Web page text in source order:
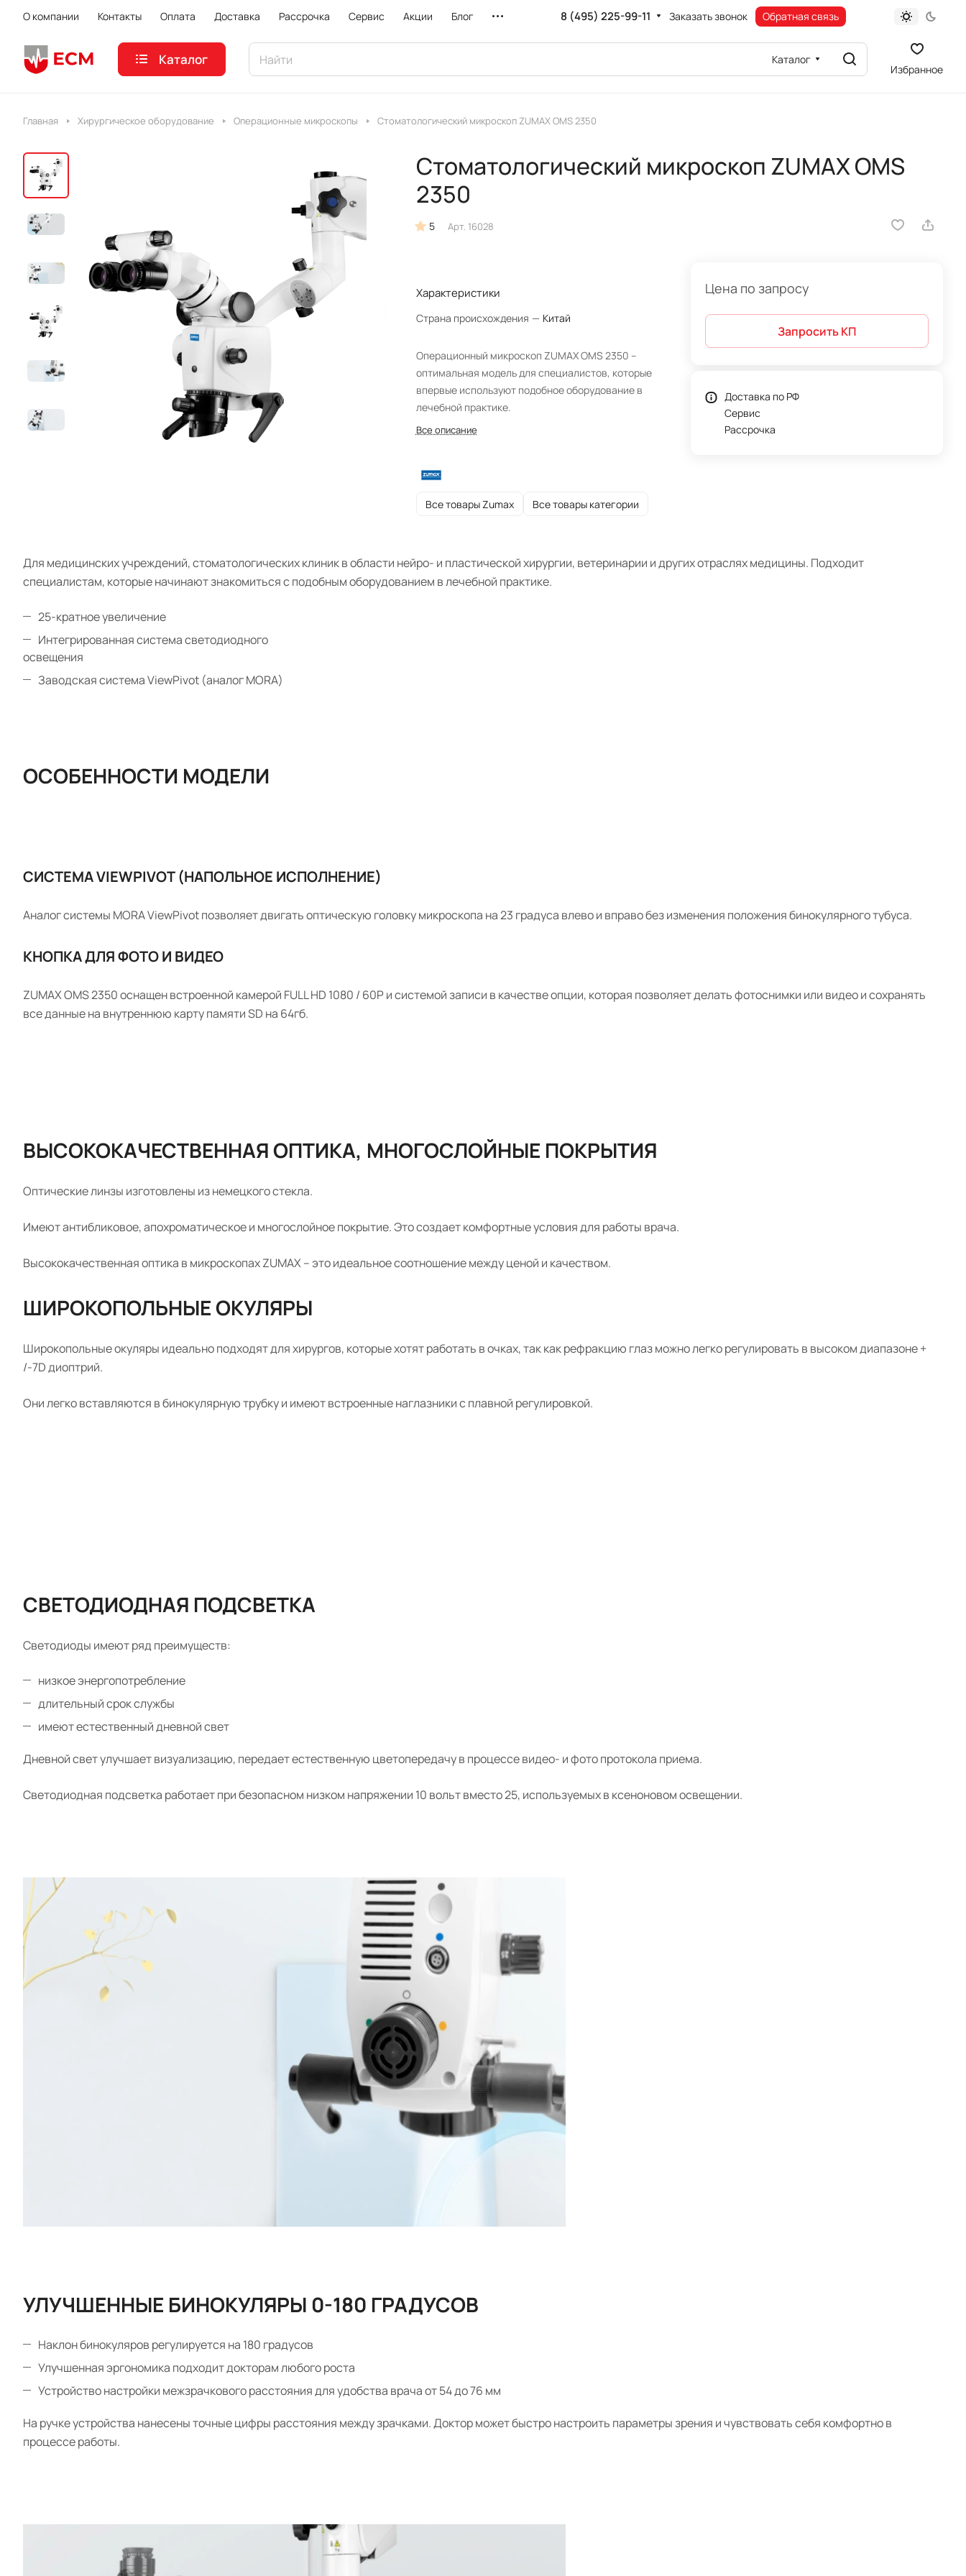
О компании Контакты Оплата Доставка Рассрочка Сервис Акции Блог 8 (495) 225-99-11 Заказать звонок Обратная связь
Каталог Каталог
Избранное
Главная Хирургическое оборудование Операционные микроскопы Стоматологический микроскоп ZUMAX OMS 2350
Стоматологический микроскоп ZUMAX OMS
2350
5 Арт. 16028
Характеристики
Страна происхождения — Китай
Операционный микроскоп ZUMAX OMS 2350 –
оптимальная модель для специалистов, которые
впервые используют подобное оборудование в
лечебной практике.
Все описание
Все товары Zumax Все товары категории
Цена по запросу
Запросить КП
Доставка по РФ
Сервис
Рассрочка
Для медицинских учреждений, стоматологических клиник в области нейро- и пластической хирургии, ветеринарии и других отраслях медицины. Подходит
специалистам, которые начинают знакомиться с подобным оборудованием в лечебной практике.
25-кратное увеличение
Интегрированная система светодиодного
освещения
Заводская система ViewPivot (аналог МОRА)
ОСОБЕННОСТИ МОДЕЛИ
СИСТЕМА VIEWPIVOT (НАПОЛЬНОЕ ИСПОЛНЕНИЕ)
Аналог системы MORA ViewPivot позволяет двигать оптическую головку микроскопа на 23 градуса влево и вправо без изменения положения бинокулярного тубуса.
КНОПКА ДЛЯ ФОТО И ВИДЕО
ZUMAX OMS 2350 оснащен встроенной камерой FULL HD 1080 / 60P и системой записи в качестве опции, которая позволяет делать фотоснимки или видео и сохранять
все данные на внутреннюю карту памяти SD на 64гб.
ВЫСОКОКАЧЕСТВЕННАЯ ОПТИКА, МНОГОСЛОЙНЫЕ ПОКРЫТИЯ
Оптические линзы изготовлены из немецкого стекла.
Имеют антибликовое, апохроматическое и многослойное покрытие. Это создает комфортные условия для работы врача.
Высококачественная оптика в микроскопах ZUMAX – это идеальное соотношение между ценой и качеством.
ШИРОКОПОЛЬНЫЕ ОКУЛЯРЫ
Широкопольные окуляры идеально подходят для хирургов, которые хотят работать в очках, так как рефракцию глаз можно легко регулировать в высоком диапазоне +
/-7D диоптрий.
Они легко вставляются в бинокулярную трубку и имеют встроенные наглазники с плавной регулировкой.
СВЕТОДИОДНАЯ ПОДСВЕТКА
Светодиоды имеют ряд преимуществ:
низкое энергопотребление
длительный срок службы
имеют естественный дневной свет
Дневной свет улучшает визуализацию, передает естественную цветопередачу в процессе видео- и фото протокола приема.
Светодиодная подсветка работает при безопасном низком напряжении 10 вольт вместо 25, используемых в ксеноновом освещении.
УЛУЧШЕННЫЕ БИНОКУЛЯРЫ 0-180 ГРАДУСОВ
Наклон бинокуляров регулируется на 180 градусов
Улучшенная эргономика подходит докторам любого роста
Устройство настройки межзрачкового расстояния для удобства врача от 54 до 76 мм
На ручке устройства нанесены точные цифры расстояния между зрачками. Доктор может быстро настроить параметры зрения и чувствовать себя комфортно в
процессе работы.